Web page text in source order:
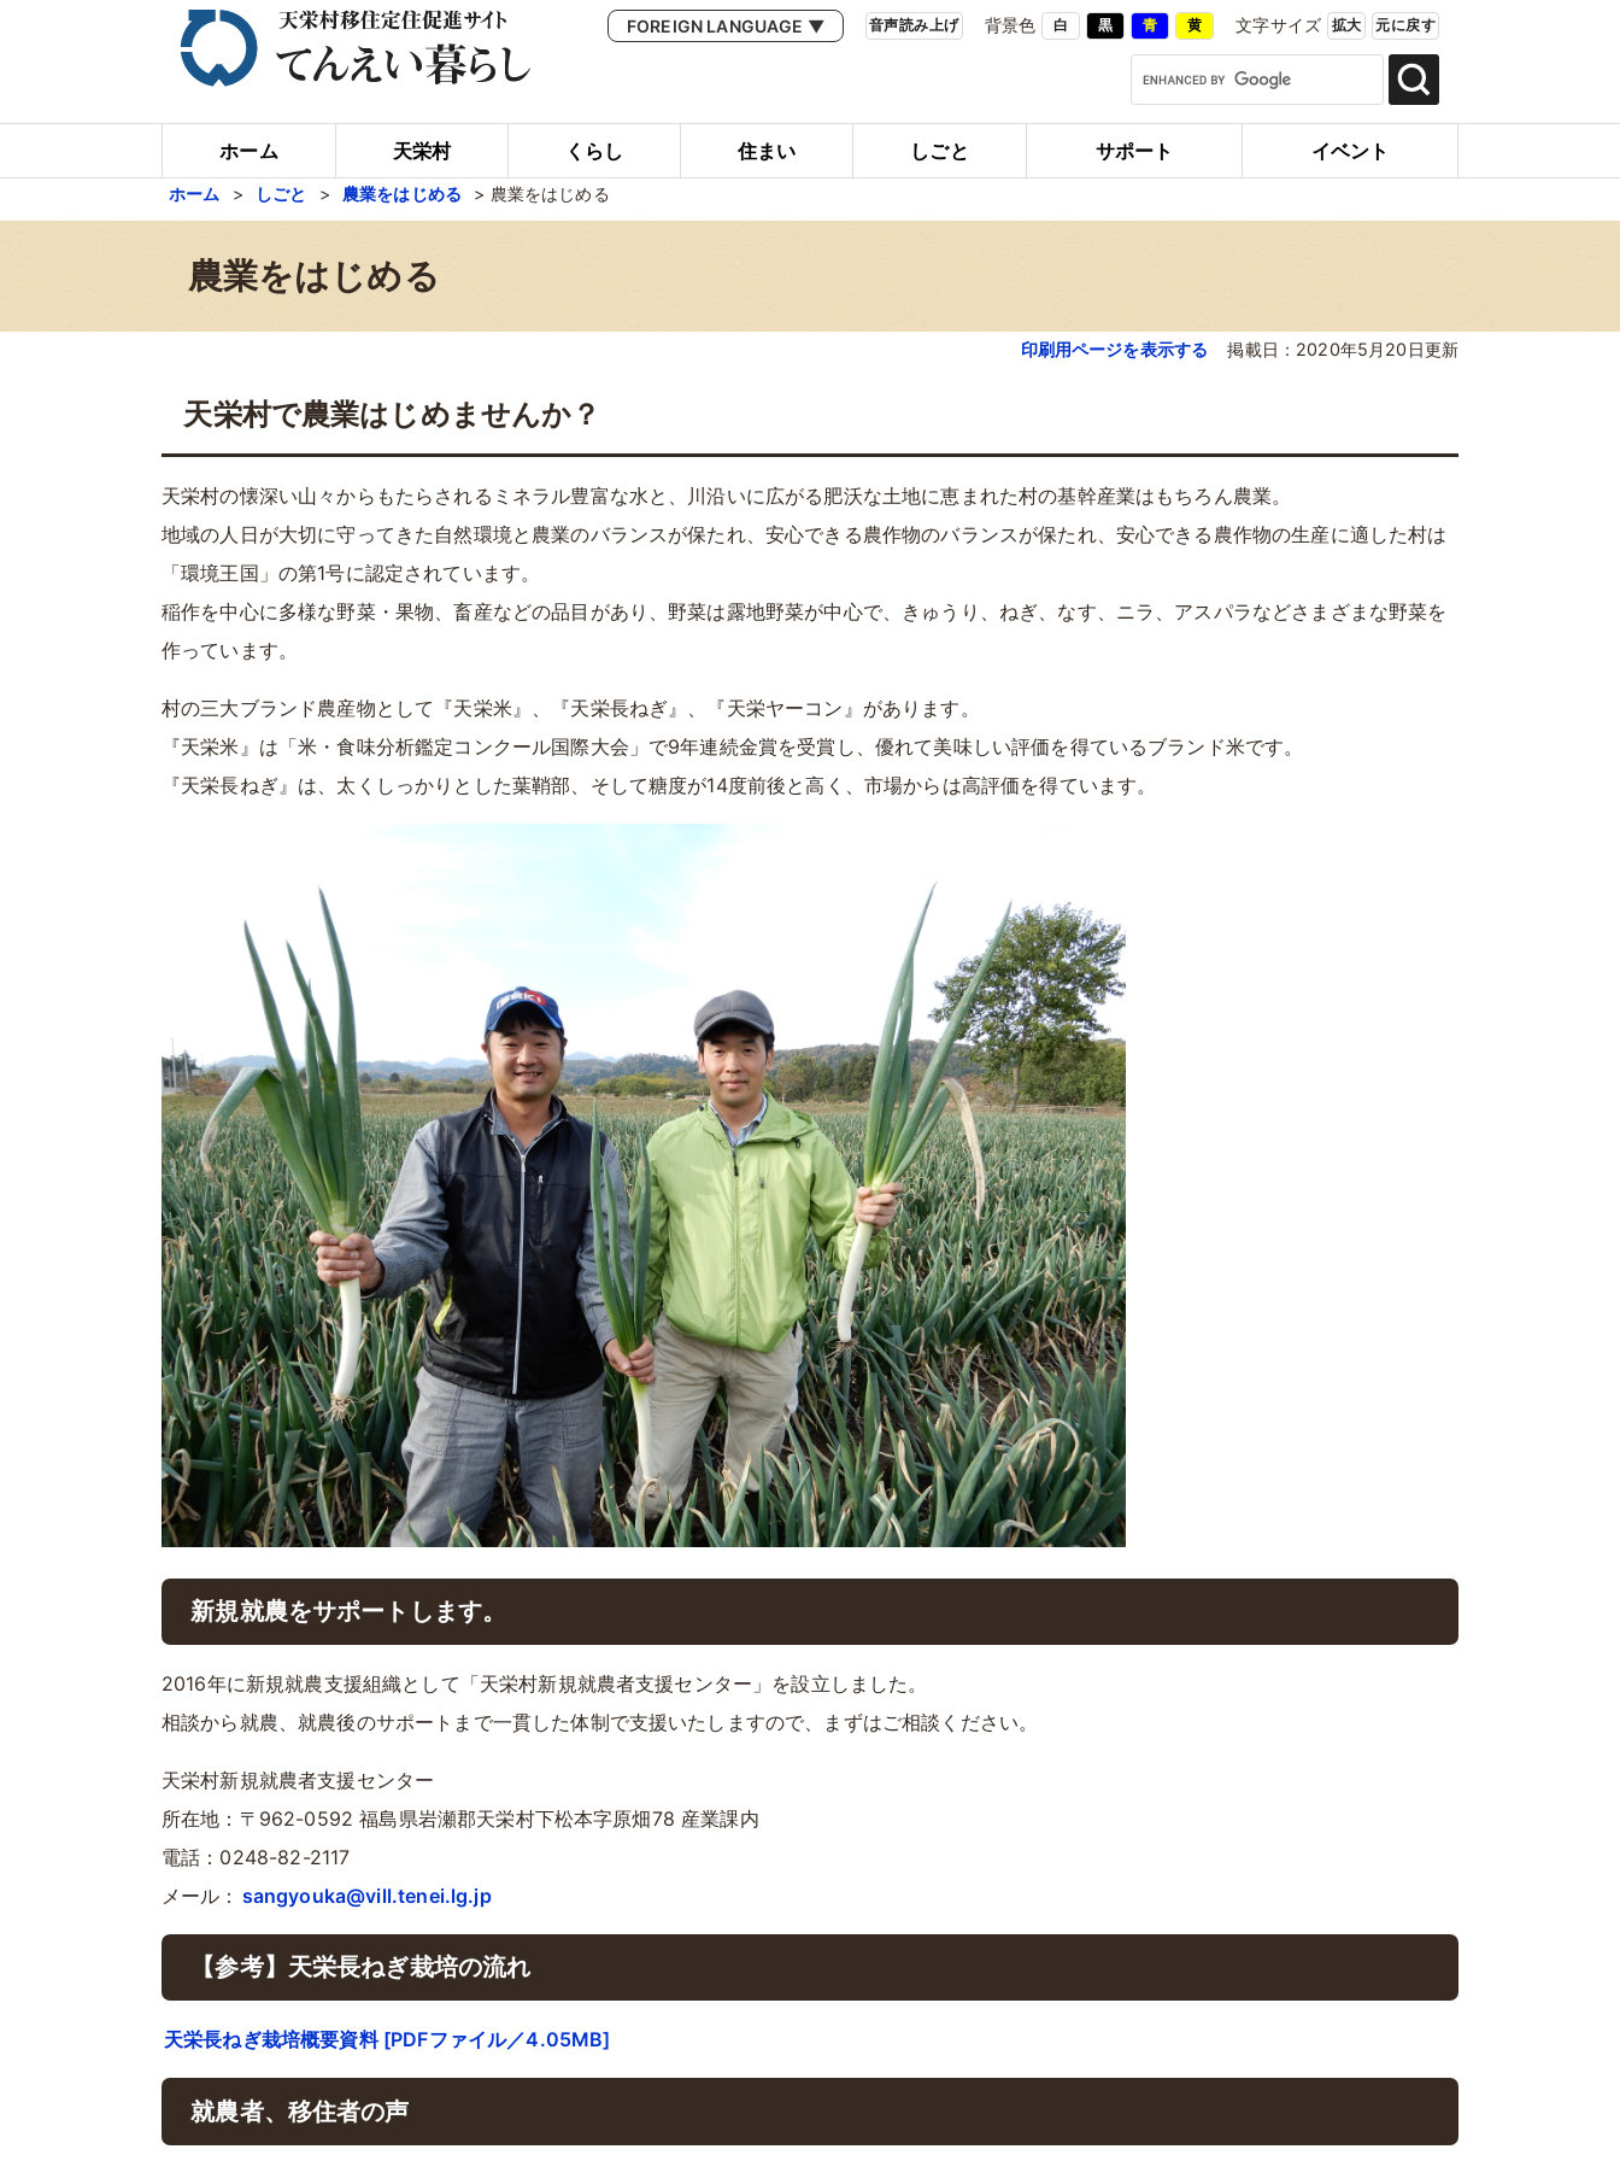
FOREIGN LANGUAGE ▼ 音声読み上げ 背景色 白 黒 青 黄 文字サイズ 拡大 元に戻す
ホーム 天栄村 くらし 住まい しごと サポート イベント
ホーム > しごと > 農業をはじめる > 農業をはじめる
農業をはじめる
印刷用ページを表示する 掲載日：2020年5月20日更新
天栄村で農業はじめませんか？
天栄村の懐深い山々からもたらされるミネラル豊富な水と、川沿いに広がる肥沃な土地に恵まれた村の基幹産業はもちろん農業。
地域の人日が大切に守ってきた自然環境と農業のバランスが保たれ、安心できる農作物のバランスが保たれ、安心できる農作物の生産に適した村は
「環境王国」の第1号に認定されています。
稲作を中心に多様な野菜・果物、畜産などの品目があり、野菜は露地野菜が中心で、きゅうり、ねぎ、なす、ニラ、アスパラなどさまざまな野菜を
作っています。
村の三大ブランド農産物として『天栄米』、『天栄長ねぎ』、『天栄ヤーコン』があります。
『天栄米』は「米・食味分析鑑定コンクール国際大会」で9年連続金賞を受賞し、優れて美味しい評価を得ているブランド米です。
『天栄長ねぎ』は、太くしっかりとした葉鞘部、そして糖度が14度前後と高く、市場からは高評価を得ています。
新規就農をサポートします。
2016年に新規就農支援組織として「天栄村新規就農者支援センター」を設立しました。
相談から就農、就農後のサポートまで一貫した体制で支援いたしますので、まずはご相談ください。
天栄村新規就農者支援センター
所在地：〒962-0592 福島県岩瀬郡天栄村下松本字原畑78 産業課内
電話：0248-82-2117
メール： sangyouka@vill.tenei.lg.jp
【参考】天栄長ねぎ栽培の流れ
天栄長ねぎ栽培概要資料 [PDFファイル／4.05MB]
就農者、移住者の声